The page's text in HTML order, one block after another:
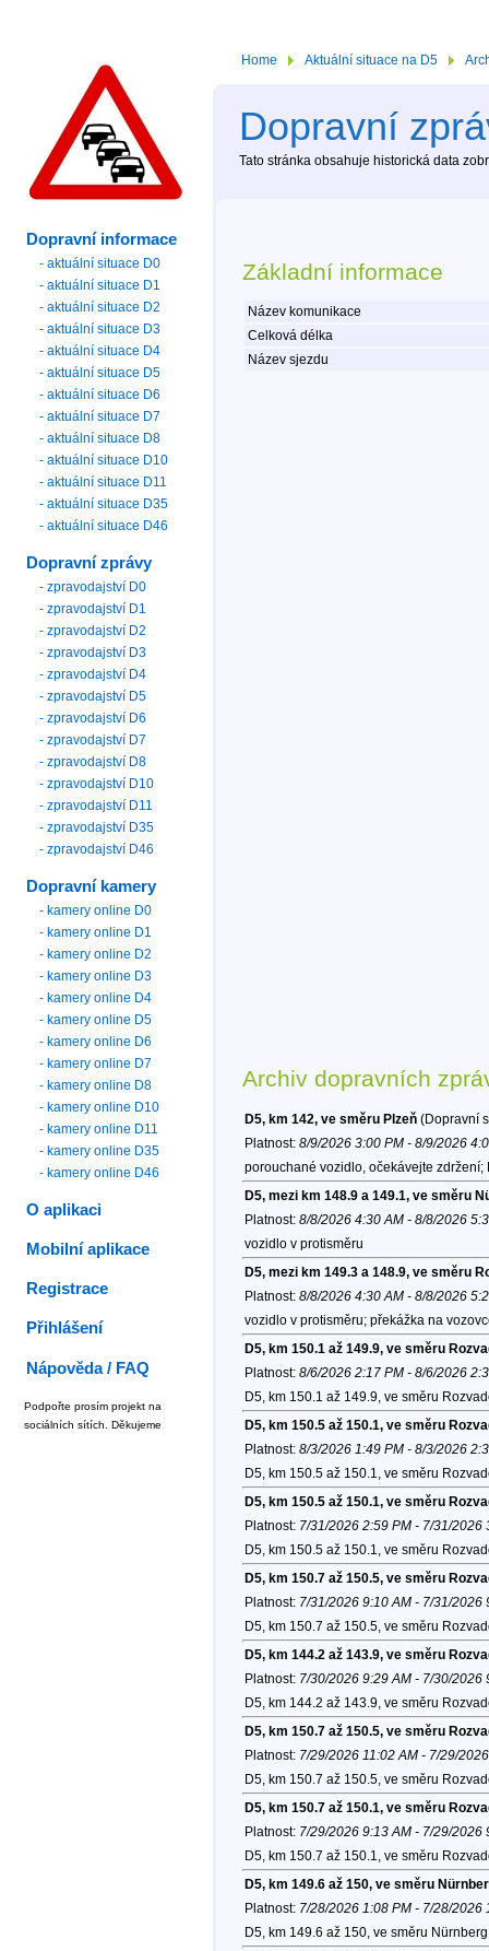
Home Aktuální situace na D5
Dopravní
Tato stránka obsahuje historická data
Základní informace
Název komunikace
Celková délka
Název sjezdu
Archiv dopravních
D5, km 142, ve směru Plzeň(Dopravní
Platnost: 8/9/2026 3:00 PM - 8/9/2026
porouchané vozidlo, očekávejte zdržení;
D5, mezi km 148.9 a 149.1, ve směru
Platnost: 8/8/2026 4:30 AM - 8/8/2026
vozidlo v protisměru
D5, mezi km 149.3 a 148.9, ve směru
Platnost: 8/8/2026 4:30 AM - 8/8/2026
vozidlo v protisměru; překážka na
D5, km 150.1 až 149.9, ve směru
Platnost: 8/6/2026 2:17 PM - 8/6/2026
D5, km 150.1 až 149.9, ve směru
D5, km 150.5 až 150.1, ve směru
Platnost: 8/3/2026 1:49 PM - 8/3/2026
D5, km 150.5 až 150.1, ve směru
D5, km 150.5 až 150.1, ve směru
Platnost: 7/31/2026 2:59 PM - 7/31/2026
D5, km 150.5 až 150.1, ve směru
D5, km 150.7 až 150.5, ve směru
Platnost: 7/31/2026 9:10 AM - 7/31/2026
D5, km 150.7 až 150.5, ve směru
D5, km 144.2 až 143.9, ve směru
Platnost: 7/30/2026 9:29 AM - 7/30/2026
D5, km 144.2 až 143.9, ve směru
D5, km 150.7 až 150.5, ve směru
Platnost: 7/29/2026 11:02 AM - 7/29/
D5, km 150.7 až 150.5, ve směru
D5, km 150.7 až 150.1, ve směru
Platnost: 7/29/2026 9:13 AM - 7/29/2026
D5, km 150.7 až 150.1, ve směru
D5, km 149.6 až 150, ve směru
Platnost: 7/28/2026 1:08 PM - 7/28/2026
D5, km 149.6 až 150, ve směru
Dopravní informace
- aktuální situace D0
- aktuální situace D1
- aktuální situace D2
- aktuální situace D3
- aktuální situace D4
- aktuální situace D5
- aktuální situace D6
- aktuální situace D7
- aktuální situace D8
- aktuální situace D10
- aktuální situace D11
- aktuální situace D35
- aktuální situace D46
Dopravní zprávy
- zpravodajství D0
- zpravodajství D1
- zpravodajství D2
- zpravodajství D3
- zpravodajství D4
- zpravodajství D5
- zpravodajství D6
- zpravodajství D7
- zpravodajství D8
- zpravodajství D10
- zpravodajství D11
- zpravodajství D35
- zpravodajství D46
Dopravní kamery
- kamery online D0
- kamery online D1
- kamery online D2
- kamery online D3
- kamery online D4
- kamery online D5
- kamery online D6
- kamery online D7
- kamery online D8
- kamery online D10
- kamery online D11
- kamery online D35
- kamery online D46
O aplikaci
Mobilní aplikace
Registrace
Přihlášení
Nápověda / FAQ
Podpořte prosím projekt na
sociálních sítích. Děkujeme